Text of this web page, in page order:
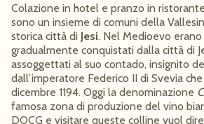
Colazione in hotel e pranzo in
sono un insieme di comuni della
storica città di Jesi. Nel Medioevo
gradualmente conquistati dalla città di
assoggettati al suo contado, insignito
dall’imperatore Federico II di Svevia
dicembre 1194. Oggi la denominazione
famosa zona di produzione del vino
DOCG e visitare queste colline vuol